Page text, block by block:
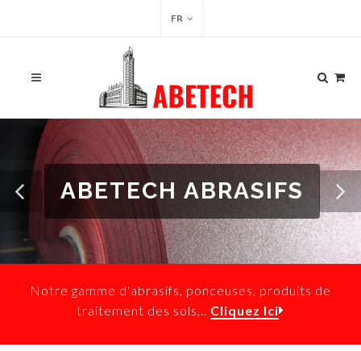
FR
ABETECH ABRASIFS
Notre gamme d'abrasifs, ponceuses, produits de
traitement des sols,.. Cliquez Ici